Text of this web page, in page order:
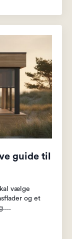
guide til
vælge
og et